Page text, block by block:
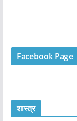
Facebook Page
शास्त्र